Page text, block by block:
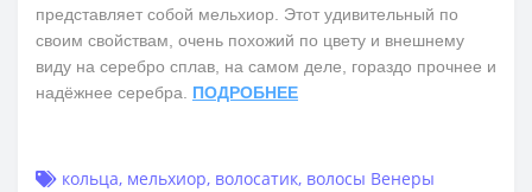
представляет собой мельхиор. Этот удивительный по
своим свойствам, очень похожий по цвету и внешнему
виду на серебро сплав, на самом деле, гораздо прочнее и
надёжнее серебра. ПОДРОБНЕЕ
кольца, мельхиор, волосатик, волосы Венеры